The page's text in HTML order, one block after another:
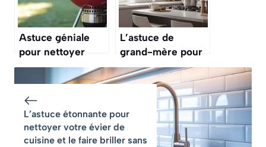
Astuce géniale
pour nettoyer
votre grille de
barbecue
encrassée sans
frotter et en
quelques
secondes
L’astuce de
grand-mère pour
chasser toutes les
mouches et
guêpes de votre
cuisine sans effort
L’astuce étonnante pour
nettoyer votre évier de
cuisine et le faire briller sans